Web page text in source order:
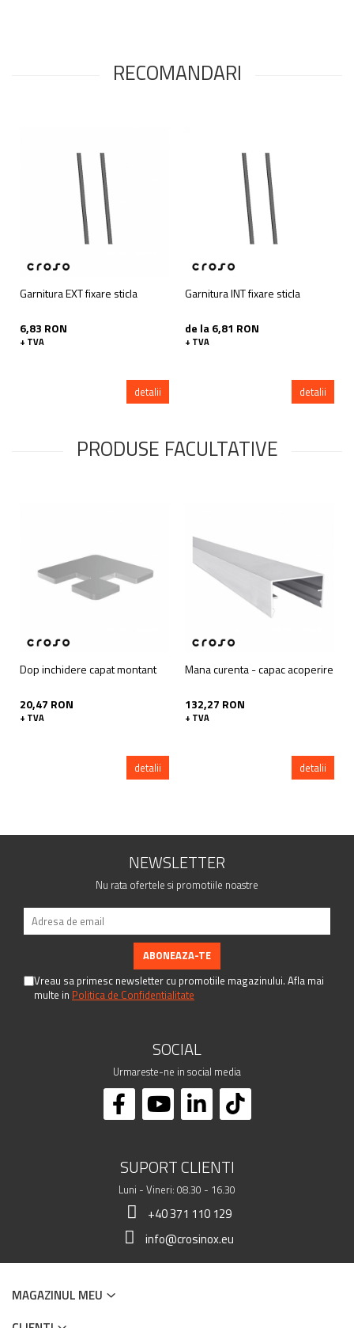
RECOMANDARI
Garnitura EXT fixare sticla
6,83 RON
+ TVA
detalii
Garnitura INT fixare sticla
de la 6,81 RON
+ TVA
detalii
PRODUSE FACULTATIVE
Dop inchidere capat montant
20,47 RON
+ TVA
detalii
Mana curenta - capac acoperire
132,27 RON
+ TVA
detalii
NEWSLETTER
Nu rata ofertele si promotiile noastre
Vreau sa primesc newsletter cu promotiile magazinului. Afla mai
multe in Politica de Confidentialitate
SOCIAL
Urmareste-ne in social media
SUPORT CLIENTI
Luni - Vineri: 08.30 - 16.30
+40 371 110 129
info@crosinox.eu
MAGAZINUL MEU